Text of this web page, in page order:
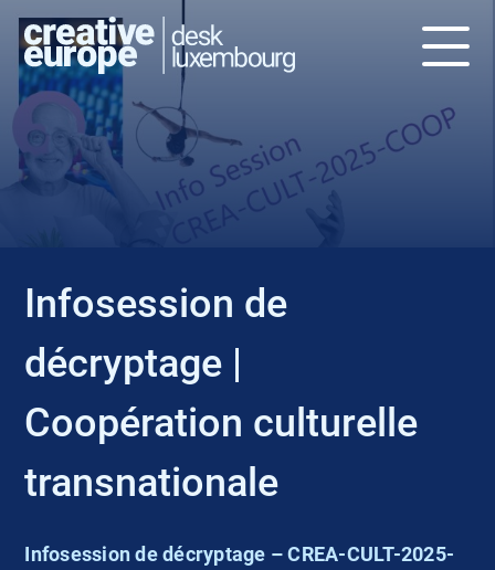
EVENT
Infosession de
décryptage |
Coopération culturelle
transnationale
Infosession de décryptage – CREA-CULT-2025-